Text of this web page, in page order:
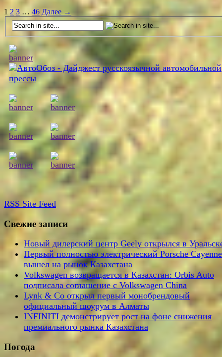
1 2 3 … 46 Далее →
RSS Site Feed
Свежие записи
Новый дилерский центр Geely открылся в
Первый полностью электрический Porsche Cayenne
вышел на рынок Казахстана
Volkswagen возвращается в Казахстан: Orbis Auto
подписала соглашение с Volkswagen China
Lynk & Co открыл первый монобрендовый
официальный шоурум в Алматы
INFINITI демонстрирует рост на фоне снижения
премиального рынка Казахстана
Погода